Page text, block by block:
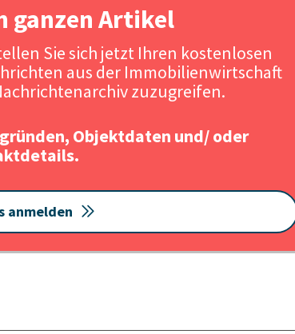
ganzen Artikel
Sie sich jetzt Ihren kostenlosen
aus der Immobilienwirtschaft
zuzugreifen.
Objektdaten und/ oder
anmelden